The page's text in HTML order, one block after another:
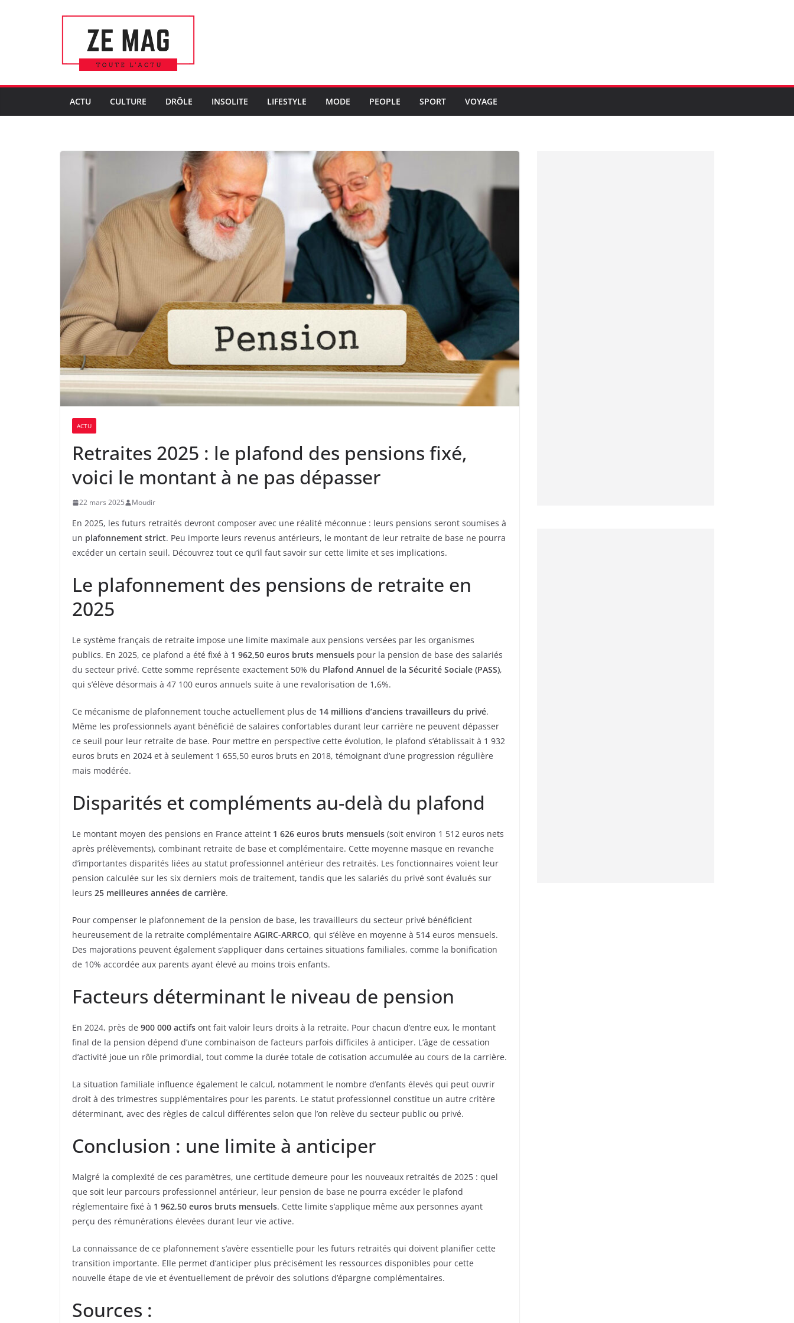
ACTU CULTURE DRÔLE INSOLITE LIFESTYLE MODE PEOPLE SPORT VOYAGE
ACTU
Retraites 2025 : le plafond des pensions fixé,
voici le montant à ne pas dépasser
22 mars 2025 Moudir
En 2025, les futurs retraités devront composer avec une réalité méconnue : leurs pensions seront soumises à
un plafonnement strict. Peu importe leurs revenus antérieurs, le montant de leur retraite de base ne pourra
excéder un certain seuil. Découvrez tout ce qu’il faut savoir sur cette limite et ses implications.
Le plafonnement des pensions de retraite en
2025
Le système français de retraite impose une limite maximale aux pensions versées par les organismes
publics. En 2025, ce plafond a été fixé à 1 962,50 euros bruts mensuels pour la pension de base des salariés
du secteur privé. Cette somme représente exactement 50% du Plafond Annuel de la Sécurité Sociale (PASS),
qui s’élève désormais à 47 100 euros annuels suite à une revalorisation de 1,6%.
Ce mécanisme de plafonnement touche actuellement plus de 14 millions d’anciens travailleurs du privé.
Même les professionnels ayant bénéficié de salaires confortables durant leur carrière ne peuvent dépasser
ce seuil pour leur retraite de base. Pour mettre en perspective cette évolution, le plafond s’établissait à 1 932
euros bruts en 2024 et à seulement 1 655,50 euros bruts en 2018, témoignant d’une progression régulière
mais modérée.
Disparités et compléments au-delà du plafond
Le montant moyen des pensions en France atteint 1 626 euros bruts mensuels (soit environ 1 512 euros nets
après prélèvements), combinant retraite de base et complémentaire. Cette moyenne masque en revanche
d’importantes disparités liées au statut professionnel antérieur des retraités. Les fonctionnaires voient leur
pension calculée sur les six derniers mois de traitement, tandis que les salariés du privé sont évalués sur
leurs 25 meilleures années de carrière.
Pour compenser le plafonnement de la pension de base, les travailleurs du secteur privé bénéficient
heureusement de la retraite complémentaire AGIRC-ARRCO, qui s’élève en moyenne à 514 euros mensuels.
Des majorations peuvent également s’appliquer dans certaines situations familiales, comme la bonification
de 10% accordée aux parents ayant élevé au moins trois enfants.
Facteurs déterminant le niveau de pension
En 2024, près de 900 000 actifs ont fait valoir leurs droits à la retraite. Pour chacun d’entre eux, le montant
final de la pension dépend d’une combinaison de facteurs parfois difficiles à anticiper. L’âge de cessation
d’activité joue un rôle primordial, tout comme la durée totale de cotisation accumulée au cours de la carrière.
La situation familiale influence également le calcul, notamment le nombre d’enfants élevés qui peut ouvrir
droit à des trimestres supplémentaires pour les parents. Le statut professionnel constitue un autre critère
déterminant, avec des règles de calcul différentes selon que l’on relève du secteur public ou privé.
Conclusion : une limite à anticiper
Malgré la complexité de ces paramètres, une certitude demeure pour les nouveaux retraités de 2025 : quel
que soit leur parcours professionnel antérieur, leur pension de base ne pourra excéder le plafond
réglementaire fixé à 1 962,50 euros bruts mensuels. Cette limite s’applique même aux personnes ayant
perçu des rémunérations élevées durant leur vie active.
La connaissance de ce plafonnement s’avère essentielle pour les futurs retraités qui doivent planifier cette
transition importante. Elle permet d’anticiper plus précisément les ressources disponibles pour cette
nouvelle étape de vie et éventuellement de prévoir des solutions d’épargne complémentaires.
Sources :